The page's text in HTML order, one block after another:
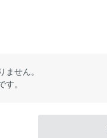
ません。
す。